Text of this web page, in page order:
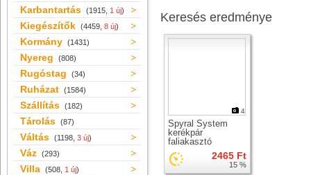
Karbantartás (1915, 1 új)
Kiegészítők (4459, 8 új)
Kormány (1431)
Nyereg (808)
Rugóstag (34)
Ruházat (1584)
Szállítás (182)
Tárolás (87)
Váltás (1198, 3 új)
Váz (293)
Villa (508, 1 új)
Keresés eredménye
4
Spyral System
kerékpár
faliakasztó
2465 Ft
15 %